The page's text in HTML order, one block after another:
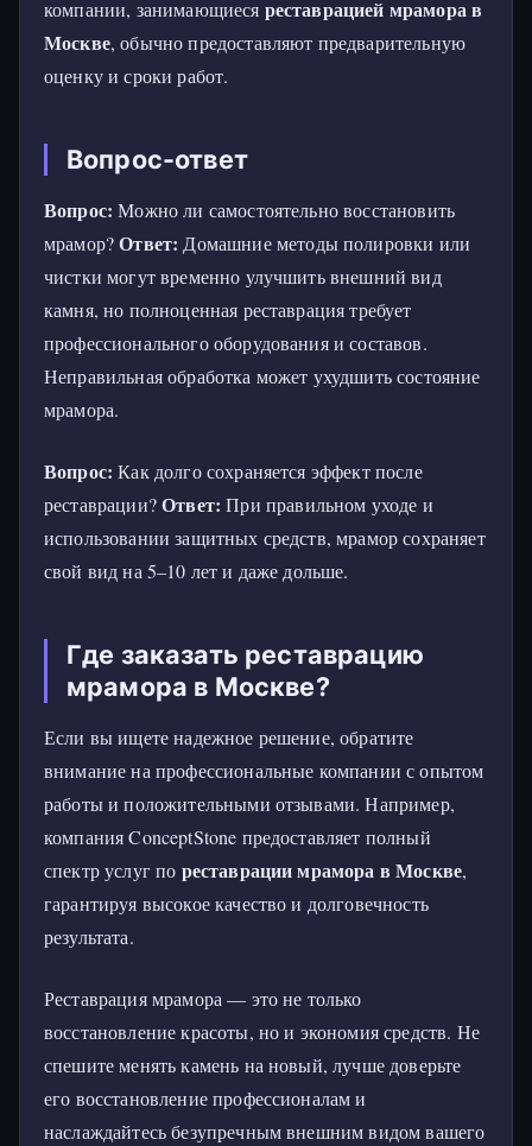
компании, занимающиеся реставрацией мрамора в
Москве, обычно предоставляют предварительную
оценку и сроки работ.
Вопрос-ответ
Вопрос: Можно ли самостоятельно восстановить
мрамор? Ответ: Домашние методы полировки или
чистки могут временно улучшить внешний вид
камня, но полноценная реставрация требует
профессионального оборудования и составов.
Неправильная обработка может ухудшить состояние
мрамора.
Вопрос: Как долго сохраняется эффект после
реставрации?Ответ: При правильном уходе и
использовании защитных средств, мрамор сохраняет
свой вид на 5–10 лет и даже дольше.
Где заказать реставрацию
мрамора в Москве?
Если вы ищете надежное решение, обратите
внимание на профессиональные компании с опытом
работы и положительными отзывами. Например,
компания ConceptStone предоставляет полный
спектр услуг по реставрации мрамора в Москве,
гарантируя высокое качество и долговечность
результата.
Реставрация мрамора — это не только
восстановление красоты, но и экономия средств. Не
спешите менять камень на новый, лучше доверьте
его восстановление профессионалам и
наслаждайтесь безупречным внешним видом вашего